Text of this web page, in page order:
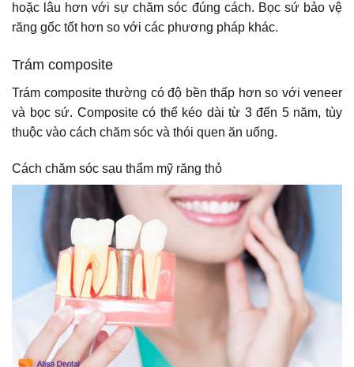
hoặc lâu hơn với sự chăm sóc đúng cách. Bọc sứ bảo vệ
răng gốc tốt hơn so với các phương pháp khác.
Trám composite
Trám composite thường có độ bền thấp hơn so với veneer
và bọc sứ. Composite có thể kéo dài từ 3 đến 5 năm, tùy
thuộc vào cách chăm sóc và thói quen ăn uống.
Cách chăm sóc sau thẩm mỹ răng thỏ